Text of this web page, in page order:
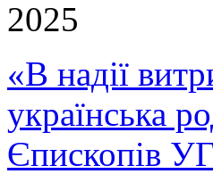
«В надії
українська
Єпископів